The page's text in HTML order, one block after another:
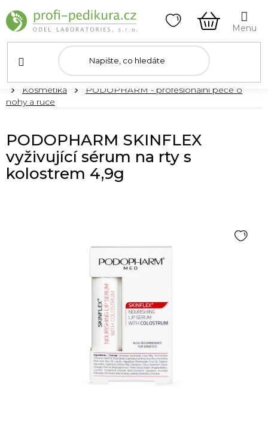
na
obsah
NÁKUPNÍ
KOŠÍK
DomůKosmetika
PODOPHARM - profesionální péče o
nohy a ruce
PODOPHARM SKINFLEX
vyživující sérum na rty s
kolostrem 4,9g